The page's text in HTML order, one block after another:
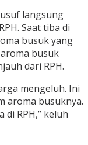
langsung
Saat tiba di
busuk yang
busuk
dari RPH.
mengeluh. Ini
aroma busuknya.
di RPH,” keluh